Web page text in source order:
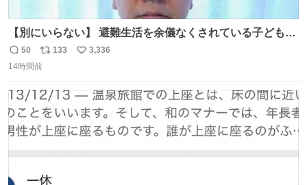
【別にいらない】 避難生活を余儀なくされている子どもた
ちのためにヒカキンボックス1000個を寄付させていただき
ました
返
信
50
リ
ポ
ト
数
133
い
数
3,336
14時間前